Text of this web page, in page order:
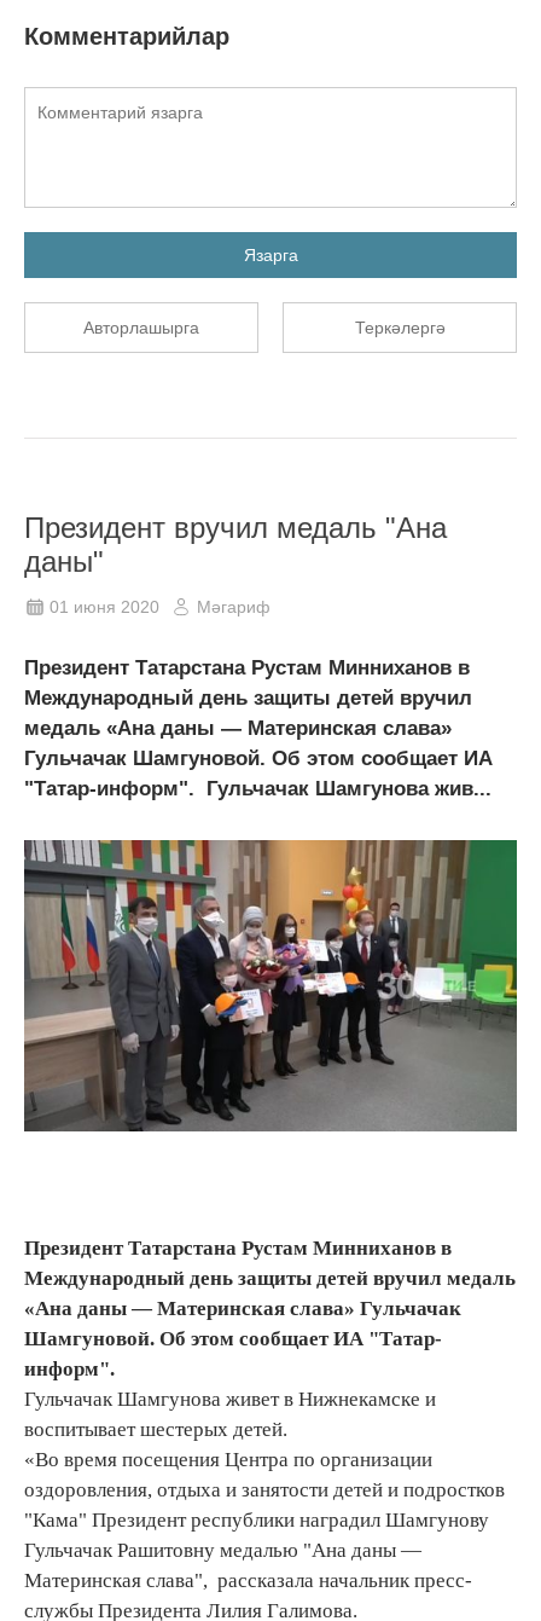
Комментарийлар
Язарга
Авторлашырга Теркәлергә
Президент вручил медаль "Ана
даны"
01 июня 2020 Мәгариф
Президент Татарстана Рустам Минниханов в
Международный день защиты детей вручил
медаль «Ана даны — Материнская слава»
Гульчачак Шамгуновой. Об этом сообщает ИА
"Татар-информ". Гульчачак Шамгунова жив...
Президент Татарстана Рустам Минниханов в
Международный день защиты детей вручил медаль
«Ана даны — Материнская слава» Гульчачак
Шамгуновой. Об этом сообщает ИА "Татар-
информ".
Гульчачак Шамгунова живет в Нижнекамске и
воспитывает шестерых детей.
«Во время посещения Центра по организации
оздоровления, отдыха и занятости детей и подростков
"Кама" Президент республики наградил Шамгунову
Гульчачак Рашитовну медалью "Ана даны —
Материнская слава", рассказала начальник пресс-
службы Президента Лилия Галимова.